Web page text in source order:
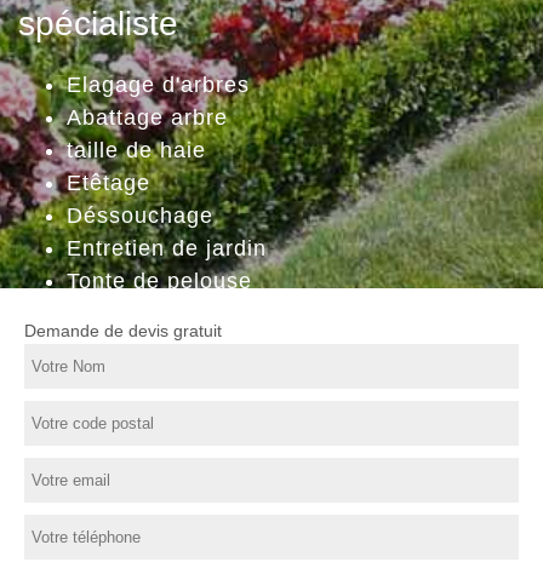
spécialiste
Elagage d'arbres
Abattage arbre
taille de haie
Etêtage
Déssouchage
Entretien de jardin
Tonte de pelouse
Demande de devis gratuit